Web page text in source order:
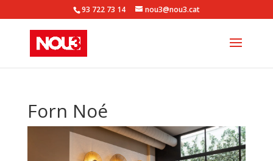
93 722 73 14 nou3@nou3.cat
Forn Noé